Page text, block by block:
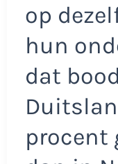
op
hun
dat
procent